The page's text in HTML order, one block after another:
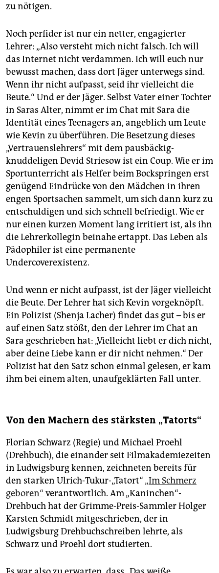
zu nötigen.
Noch perfider ist nur ein netter, engagierter
Lehrer: „Also versteht mich nicht falsch. Ich will
das Internet nicht verdammen. Ich will euch nur
bewusst machen, dass dort Jäger unterwegs sind.
Wenn ihr nicht aufpasst, seid ihr vielleicht die
Beute.“ Und er der Jäger. Selbst Vater einer Tochter
in Saras Alter, nimmt er im Chat mit Sara die
Identität eines Teenagers an, angeblich um Leute
wie Kevin zu überführen. Die Besetzung dieses
„Vertrauenslehrers“ mit dem pausbäckig-
knuddeligen Devid Striesow ist ein Coup. Wie er im
Sportunterricht als Helfer beim Bockspringen erst
genügend Eindrücke von den Mädchen in ihren
engen Sportsachen sammelt, um sich dann kurz zu
entschuldigen und sich schnell befriedigt. Wie er
nur einen kurzen Moment lang irritiert ist, als ihn
die Lehrerkollegin beinahe ertappt. Das Leben als
Pädophiler ist eine permanente
Undercoverexistenz.
Und wenn er nicht aufpasst, ist der Jäger vielleicht
die Beute. Der Lehrer hat sich Kevin vorgeknöpft.
Ein Polizist (Shenja Lacher) findet das gut – bis er
auf einen Satz stößt, den der Lehrer im Chat an
Sara geschrieben hat: „Vielleicht liebt er dich nicht,
aber deine Liebe kann er dir nicht nehmen.“ Der
Polizist hat den Satz schon einmal gelesen, er kam
ihm bei einem alten, unaufgeklärten Fall unter.
Von den Machern des stärksten „Tatorts“
Florian Schwarz (Regie) und Michael Proehl
(Drehbuch), die einander seit Filmakademiezeiten
in Ludwigsburg kennen, zeichneten bereits für
den starken Ulrich-Tukur-„Tatort“ „Im Schmerz
geboren“ verantwortlich. Am „Kaninchen“-
Drehbuch hat der Grimme-Preis-Sammler Holger
Karsten Schmidt mitgeschrieben, der in
Ludwigsburg Drehbuchschreiben lehrte, als
Schwarz und Proehl dort studierten.